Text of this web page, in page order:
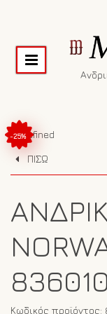
-25%
undefined
ΠΙΣΩ
Κωδικός προϊόντος: